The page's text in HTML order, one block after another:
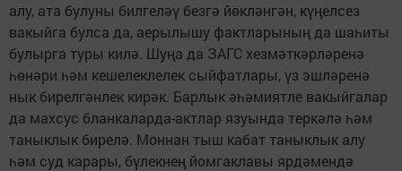
алу, ата булуны билгеләү безгә йөкләнгән, күңелсез
вакыйга булса да, аерылышу фактларының да шаһиты
булырга туры килә. Шуңа да ЗАГС хезмәткәрләренә
һөнәри һәм кешелеклелек сыйфатлары, үз эшләренә
нык бирелгәнлек кирәк. Барлык әһәмиятле вакыйгалар
да махсус бланкаларда-актлар язуында теркәлә һәм
таныклык бирелә. Моннан тыш кабат таныклык алу
һәм суд карары, бүлекнең йомгаклавы ярдәмендә